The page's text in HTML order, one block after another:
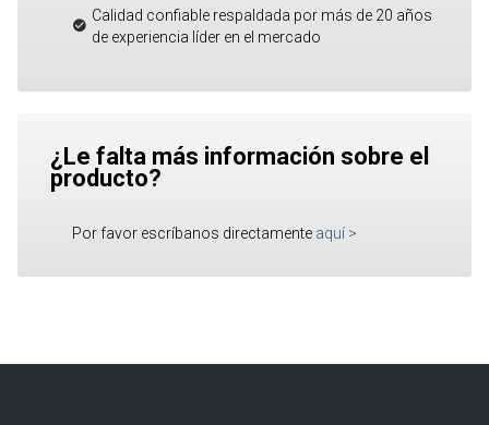
Calidad confiable respaldada por más de 20 años
de experiencia líder en el mercado
¿Le falta más información sobre el
producto?
Por favor escríbanos directamente aquí >